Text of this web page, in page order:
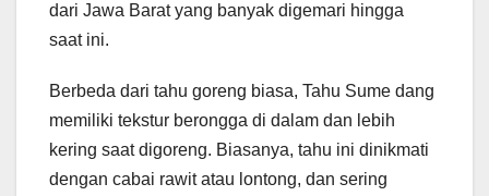
dari Jawa Barat yang banyak digemari hingga
saat ini.
Berbeda dari tahu goreng biasa, Tahu Sume dang
memiliki tekstur berongga di dalam dan lebih
kering saat digoreng. Biasanya, tahu ini dinikmati
dengan cabai rawit atau lontong, dan sering